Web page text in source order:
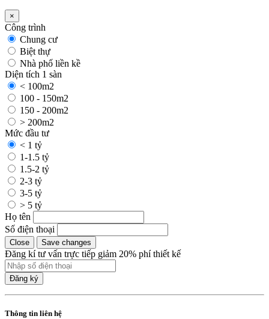
×
Công trình
Chung cư
Biệt thự
Nhà phố liền kề
Diện tích 1 sàn
< 100m2
100 - 150m2
150 - 200m2
> 200m2
Mức đầu tư
< 1 tỷ
1-1.5 tỷ
1.5-2 tỷ
2-3 tỷ
3-5 tỷ
> 5 tỷ
Họ tên
Số điện thoại
Close Save changes
Đăng kí tư vấn trực tiếp giảm 20% phí thiết kế
Đăng ký
Thông tin liên hệ